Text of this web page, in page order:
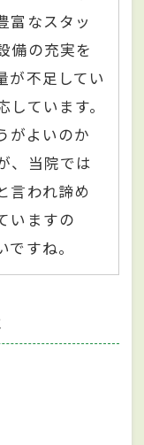
富なスタッ
備の充実を
が不足してい
ています。
がよいのか
、当院では
言われ諦め
いますの
すね。